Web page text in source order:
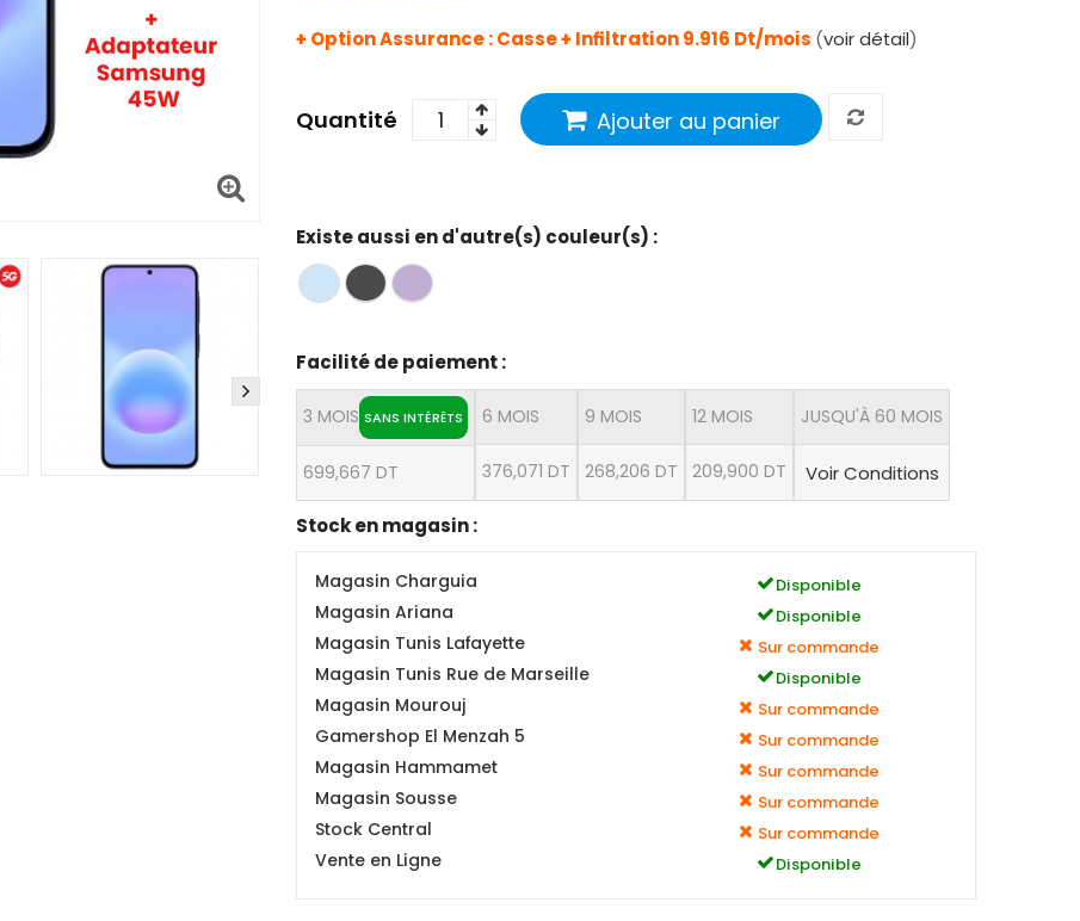
+ Option Assurance : Casse + Infiltration 9.916 Dt/mois (voir détail)
Quantité Ajouter au panier
Existe aussi en d'autre(s) couleur(s) :
Facilité de paiement :
3 MOIS SANS INTÉRÊTS
699,667 DT
6 MOIS
376,071 DT
9 MOIS
268,206 DT
12 MOIS
209,900 DT
JUSQU'À 60 MOIS
Voir Conditions
Stock en magasin :
Magasin Charguia Disponible
Magasin Ariana Disponible
Magasin Tunis Lafayette Sur commande
Magasin Tunis Rue de Marseille Disponible
Magasin Mourouj Sur commande
Gamershop El Menzah 5 Sur commande
Magasin Hammamet Sur commande
Magasin Sousse Sur commande
Stock Central Sur commande
Vente en Ligne Disponible